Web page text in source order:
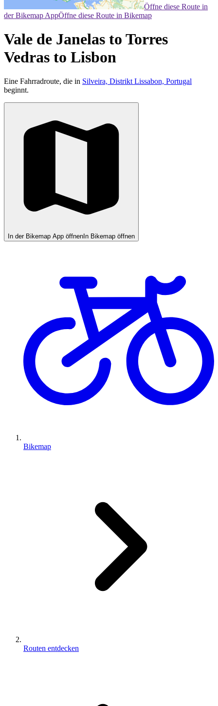
Öffne diese Route in
der Bikemap AppÖffne diese Route in Bikemap
Vale de Janelas to Torres
Vedras to Lisbon
Eine Fahrradroute, die in Silveira, Distrikt Lissabon, Portugal
beginnt.
In der Bikemap App öffnen In Bikemap öffnen
Bikemap
Routen entdecken